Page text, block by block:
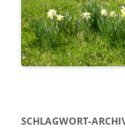
SCHLAGWORT-